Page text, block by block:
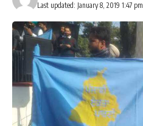
Last updated: January 8, 2019 1:47 pm